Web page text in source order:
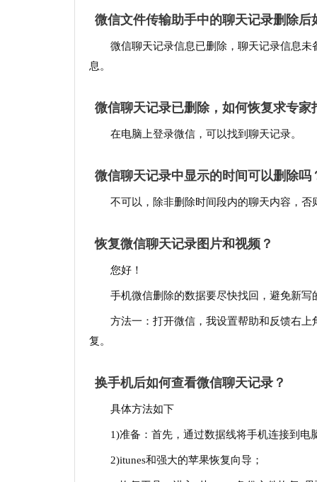
微信文件传输助手中的聊天记录删除后
微信聊天记录信息已删除，聊天记录信息
息。
微信聊天记录已删除，如何恢复求专
在电脑上登录微信，可以找到聊天记录。
微信聊天记录中显示的时间可以删除吗
不可以，除非删除时间段内的聊天内容，
恢复微信聊天记录图片和视频？
您好！
手机微信删除的数据要尽快找回，避免新
方法一：打开微信，我设置帮助和反馈右
复。
换手机后如何查看微信聊天记录？
具体方法如下
1)准备：首先，通过数据线将手机连接到电
2)itunes和强大的苹果恢复向导；